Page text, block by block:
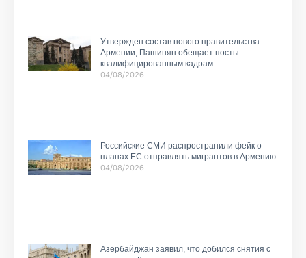
Утвержден состав нового правительства
Армении, Пашинян обещает посты
квалифицированным кадрам
04/08/2026
Российские СМИ распространили фейк о
планах ЕС отправлять мигрантов в Армению
04/08/2026
Азербайджан заявил, что добился снятия с